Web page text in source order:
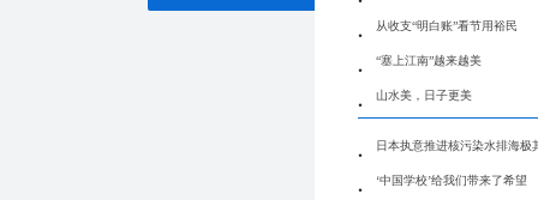
从收支“明白账”看节用裕民
“塞上江南”越来越美
山水美，日子更美
日本执意推进核污染水排海极
‘中国学校’给我们带来了希望